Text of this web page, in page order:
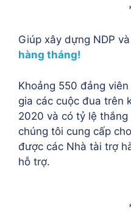
Giúp xây dựng NDP
hàng tháng!
Khoảng 550 đảng
gia các cuộc đua trên
2020 và có tỷ lệ thắng
chúng tôi cung cấp
được các Nhà tài trợ
hỗ trợ.